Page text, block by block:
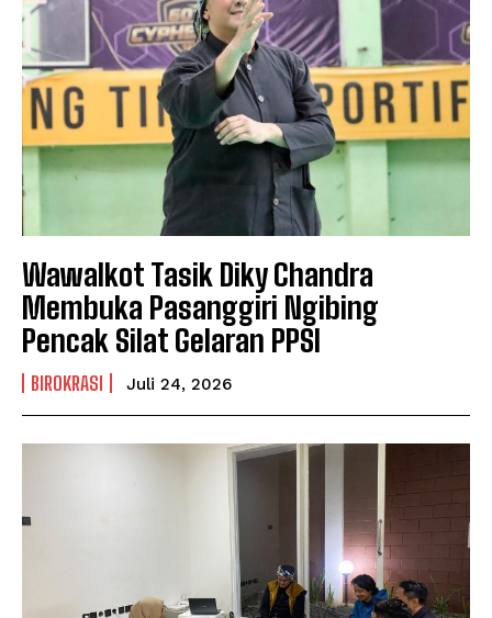
Wawalkot Tasik Diky Chandra
Membuka Pasanggiri Ngibing
Pencak Silat Gelaran PPSI
BIROKRASI Juli 24, 2026